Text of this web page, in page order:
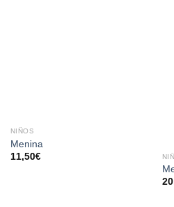
NIÑOS
Menina
11,50€